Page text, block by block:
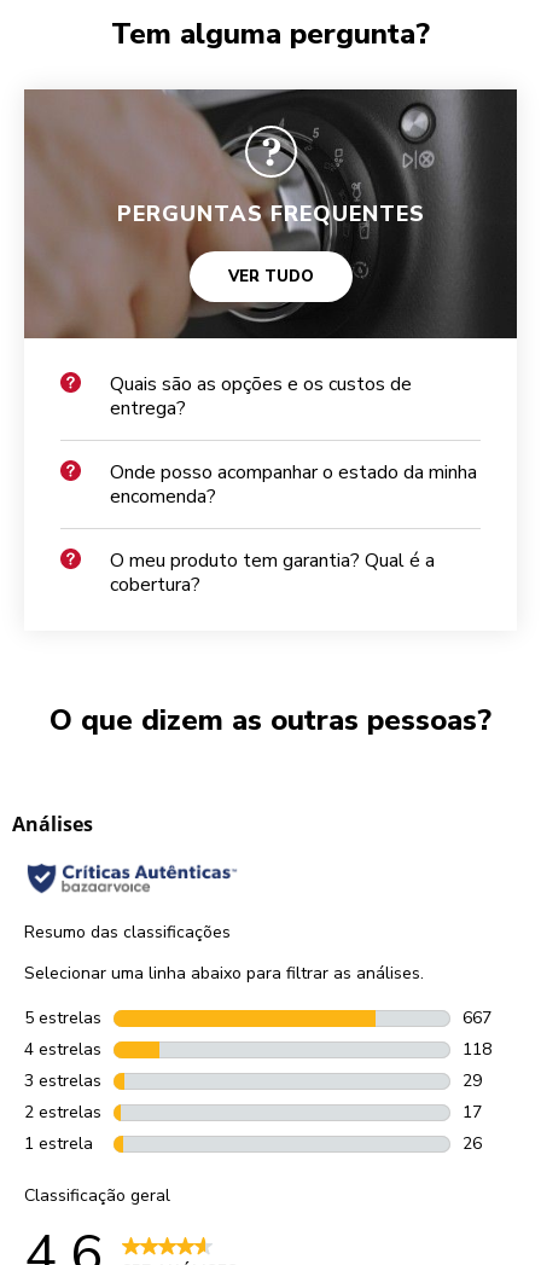
Tem alguma pergunta?
PERGUNTAS FREQUENTES
VER TUDO
Quais são as opções e os custos de
entrega?
Onde posso acompanhar o estado da minha
encomenda?
O meu produto tem garantia? Qual é a
cobertura?
O que dizem as outras pessoas?